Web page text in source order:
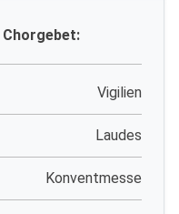
Vigilien
Laudes
Konventmesse